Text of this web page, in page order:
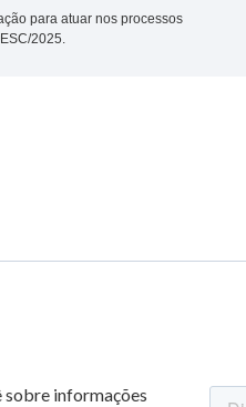
para atuar nos processos
2025.
sobre informações